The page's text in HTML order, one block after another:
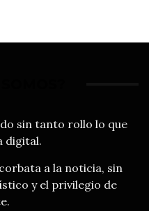
sin tanto rollo lo que
digital.
a la noticia, sin
y el privilegio de